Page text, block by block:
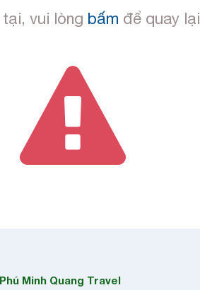
vui lòng bấm để quay lại
Minh Quang Travel